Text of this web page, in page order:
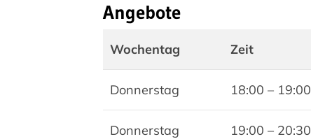
Angebote
Wochentag Zeit
Donnerstag
18:00 – 19:00
Donnerstag 19:00 – 20:30